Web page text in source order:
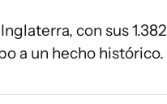
con sus 1.382
a un hecho histórico.